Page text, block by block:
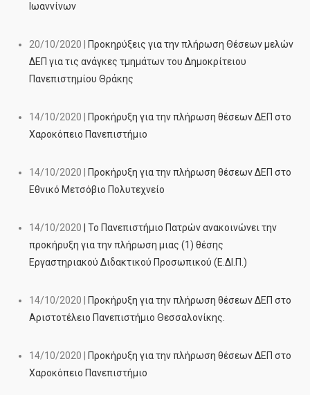
Ιωαννίνων
20/10/2020 | Προκηρύξεις για την πλήρωση Θέσεων μελών
ΔΕΠ για τις ανάγκες τμημάτων του Δημοκρίτειου
Πανεπιστημίου Θράκης
14/10/2020 | Προκήρυξη για την πλήρωση θέσεων ΔΕΠ στο
Χαροκόπειο Πανεπιστήμιο
14/10/2020 | Προκήρυξη για την πλήρωση θέσεων ΔΕΠ στο
Εθνικό Μετσόβιο Πολυτεχνείο
14/10/2020
Το Πανεπιστήμιο Πατρών ανακοινώνει την
προκήρυξη για την πλήρωση μιας (1) θέσης
Εργαστηριακού Διδακτικού Προσωπικού (Ε.ΔΙ.Π.)
14/10/2020 | Προκήρυξη για την πλήρωση θέσεων ΔΕΠ στο
Αριστοτέλειο Πανεπιστήμιο Θεσσαλονίκης.
14/10/2020 | Προκήρυξη για την πλήρωση θέσεων ΔΕΠ στο
Χαροκόπειο Πανεπιστήμιο